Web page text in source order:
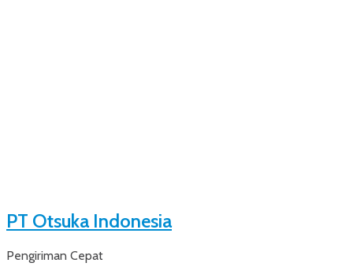
PT Otsuka Indonesia
Pengiriman Cepat